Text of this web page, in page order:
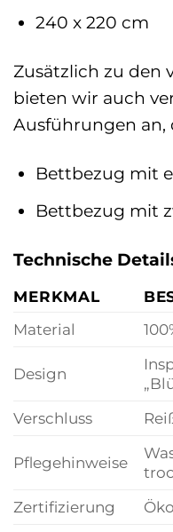
240 x 220 cm
Zusätzlich zu den
bieten wir auch
Ausführungen an,
Bettbezug mit
Bettbezug mit
Technische
MERKMAL
Material
Design
Verschluss
Pflegehinweise
Zertifizierung